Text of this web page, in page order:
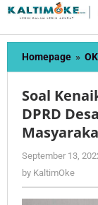
Skip
content
Homepage »
Soal
DPRD
September 13,
by KaltimOke